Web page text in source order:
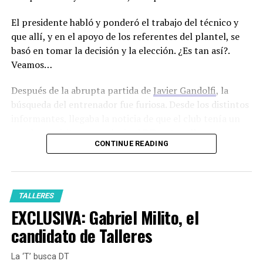
El presidente habló y ponderó el trabajo del técnico y
que allí, y en el apoyo de los referentes del plantel, se
basó en tomar la decisión y la elección. ¿Es tan así?.
Veamos…
Después de la abrupta partida de Javier Gandolfi, la
búsqueda del entrenador fue furiosa. Desde los distintos
par de requisitos para elegir el DT, entre ellos,
experiencia dirigiendo torneos internacionales. También
la hora de elegir el entrenador. Era cuestión de que los
nombres empezaran a caer y fueron cayendo a la mesa
nombres pesados.
El comienzo era con Ariel Holan entre los factibles.
Entre los rumores sin sentido aparecían Heinze o
Alonso.Luego un nombre de peso entraba en escena:
CONTINUE READING
TALLERES
EXCLUSIVA: Gabriel Milito, el
candidato de Talleres
La ‘T’ busca DT